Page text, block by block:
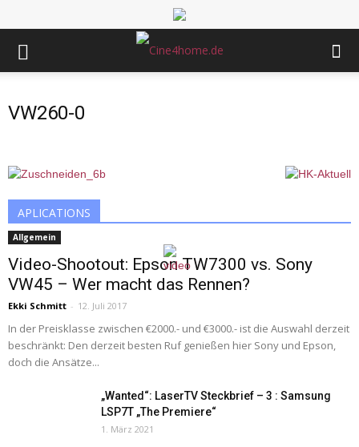
VW260-0
APLICATIONS
Allgemein
Video-Shootout: Epson TW7300 vs. Sony
VW45 – Wer macht das Rennen?
Ekki Schmitt - 12. Juli 2017
In der Preisklasse zwischen €2000.- und €3000.- ist die Auswahl derzeit
beschränkt: Den derzeit besten Ruf genießen hier Sony und Epson,
doch die Ansätze...
„Wanted“: LaserTV Steckbrief – 3 : Samsung
LSP7T „The Premiere“
1. März 2021